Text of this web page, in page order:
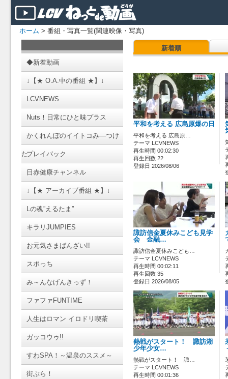
ホーム > 番組・写真一覧(関連映像・写真)
◆新着動画
↓【★ O.A.中の番組 ★】↓
LCVNEWS
Nuts！日常にひと味プラス
かくれんぼのイイトコみ―つけ
たプレイバック
日赤健康チャンネル
↓【★ アーカイブ番組 ★】↓
Lの魂”えるたま”
キラリJUMPIES
お元気さまばんざい!!
スポっち
み～んなげんきっず！
ファファFUNTIME
人生はロマン イロドリ喫茶
ガッコウゥ!!
すわSPA！～温泉のススメ～
街ぶら！
新着順
平和を考える 広島原爆の日
平和を考える 広島原…
テーマ LCVNEWS
再生時間 00:02:30
再生回数 22
登録日 2026/08/06
諏訪信金夏休みこども見学
会 金融…
諏訪信金夏休みこども…
テーマ LCVNEWS
再生時間 00:02:11
再生回数 35
登録日 2026/08/05
熱戦がスタート！ 諏訪湖
少年少女…
熱戦がスタート！ 諏…
テーマ LCVNEWS
再生時間 00:01:36